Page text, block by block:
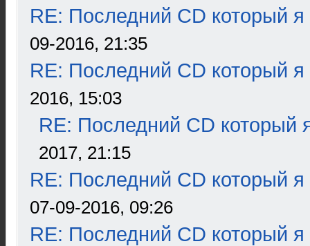
RE: Последний CD который я
09-2016, 21:35
RE: Последний CD который я
2016, 15:03
RE: Последний CD который
2017, 21:15
RE: Последний CD который я
07-09-2016, 09:26
RE: Последний CD который я